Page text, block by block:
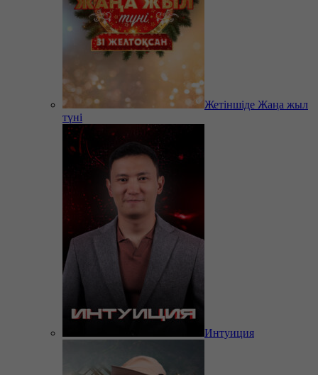
Жетіншіде Жаңа жыл
түні
Интуиция